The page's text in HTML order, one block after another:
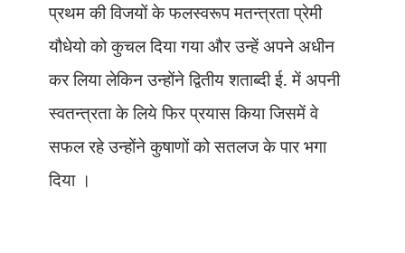
प्रथम की विजयों के फलस्वरूप मतन्त्रता प्रेमी
यौधेयो को कुचल दिया गया और उन्हें अपने अधीन
कर लिया लेकिन उन्होंने द्वितीय शताब्दी ई. में अपनी
स्वतन्त्रता के लिये फिर प्रयास किया जिसमें वे
सफल रहे उन्होंने कुषाणों को सतलज के पार भगा
दिया ।